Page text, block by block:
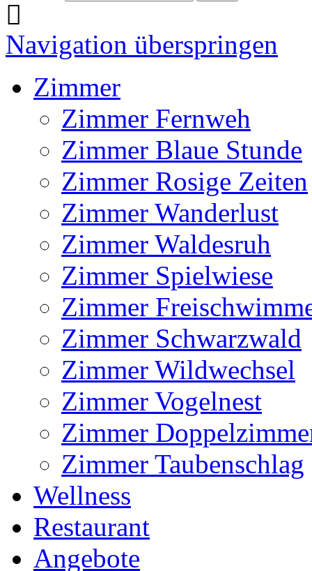
Navigation überspringen
Zimmer
Zimmer Fernweh
Zimmer Blaue Stunde
Zimmer Rosige Zeiten
Zimmer Wanderlust
Zimmer Waldesruh
Zimmer Spielwiese
Zimmer
Zimmer Schwarzwald
Zimmer Wildwechsel
Zimmer Vogelnest
Zimmer
Zimmer Taubenschlag
Wellness
Restaurant
Angebote